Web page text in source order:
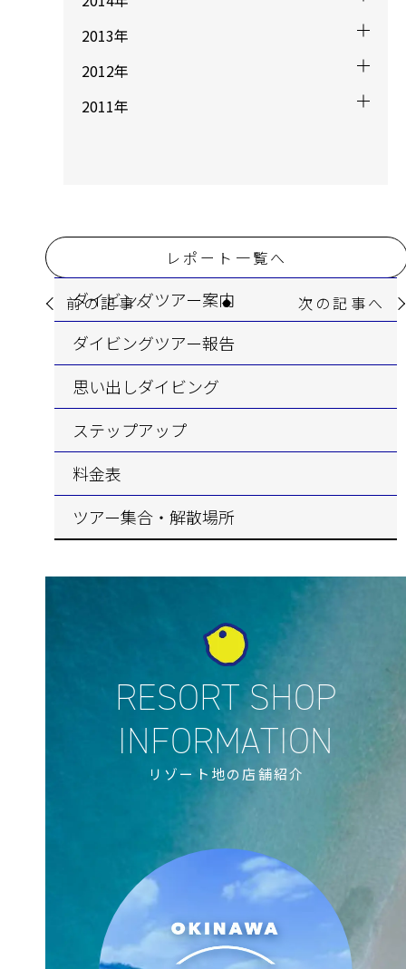
2013年
2012年
2011年
前の記事へ
レポート一覧へ
次の記事へ
ダイビングツアー案内
ダイビングツアー報告
思い出しダイビング
ステップアップ
料金表
ツアー集合・解散場所
リゾート地の店舗紹介